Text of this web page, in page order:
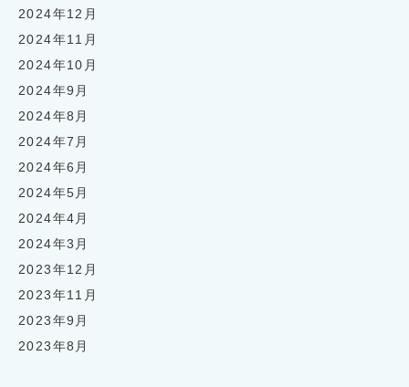
2024年12月
2024年11月
2024年10月
2024年9月
2024年8月
2024年7月
2024年6月
2024年5月
2024年4月
2024年3月
2023年12月
2023年11月
2023年9月
2023年8月